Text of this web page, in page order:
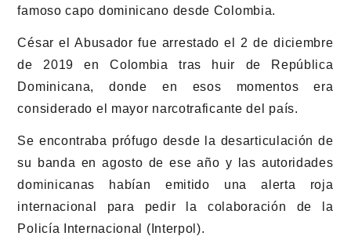
famoso capo dominicano desde Colombia.
César el Abusador fue arrestado el 2 de diciembre
de 2019 en Colombia tras huir de República
Dominicana, donde en esos momentos era
considerado el mayor narcotraficante del país.
Se encontraba prófugo desde la desarticulación de
su banda en agosto de ese año y las autoridades
dominicanas habían emitido una alerta roja
internacional para pedir la colaboración de la
Policía Internacional (Interpol).